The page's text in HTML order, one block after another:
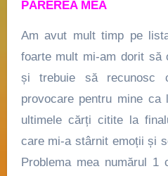
PĂREREA MEA
Am avut mult timp pe
foarte mult mi-am dorit să
și trebuie să recunosc
provocare pentru mine ca
ultimele cărți citite la
care mi-a stârnit emoții și
Problema mea numărul